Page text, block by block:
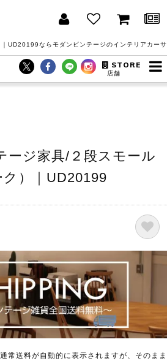
UD20199ならモダンビンテージのインテリアカーサ
STORE
店舗
ージ家具/２段スモール
）｜UD20199
常送料が自動的に表示されますが、そのまま